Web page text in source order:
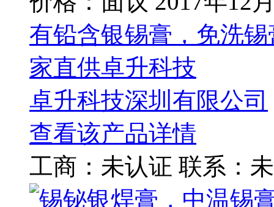
有铅含银锡膏，免洗
家直供卓升科技
卓升科技深圳有限公司
查看该产品详情
工商： 未认证 联系：